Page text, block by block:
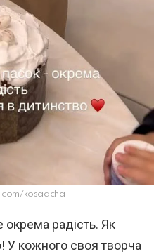
kosadcha
радість. Як
кожного своя творча